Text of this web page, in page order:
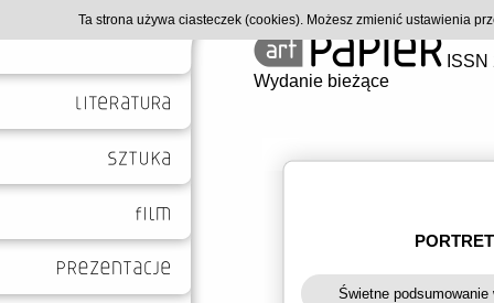
Wydanie bieżące
Świetne podsumowanie
Ta strona używa ciasteczek (cookies). Możesz zmienić ustawienia